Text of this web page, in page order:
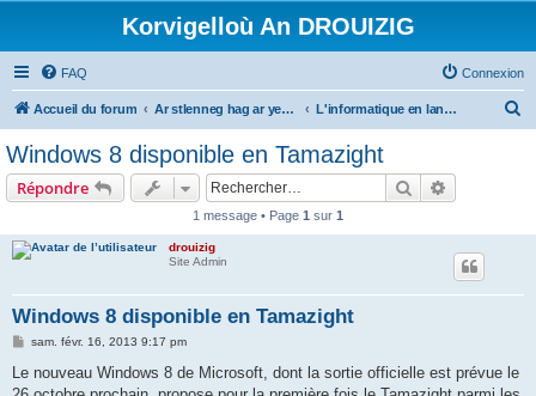
Korvigelloù An DROUIZIG
FAQ Connexion
Accueil du forum Ar stlenneg hag ar yezhoù bihan er bed a-bezh L'informatique en langues régionales et minoritaires
Windows 8 disponible en Tamazight
Répondre Rechercher
1 message • Page 1 sur 1
drouizig
Site Admin
Windows 8 disponible en Tamazight
M
s
sam. févr. 16, 2013 9:17 pm
Le nouveau Windows 8 de Microsoft, dont la sortie officielle est prévue le